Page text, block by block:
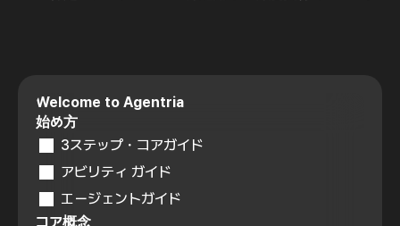
Welcome to Agentria
始め方
3ステップ・コアガイド
アビリティ ガイド
エージェントガイド
コア概念